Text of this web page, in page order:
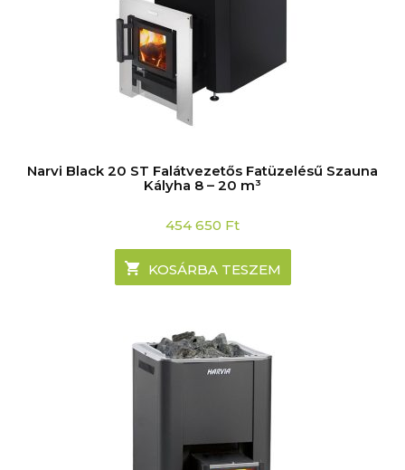
Narvi Black 20 ST Falátvezetős Fatüzelésű Szauna
Kályha 8 – 20 m³
454 650 Ft
KOSÁRBA TESZEM